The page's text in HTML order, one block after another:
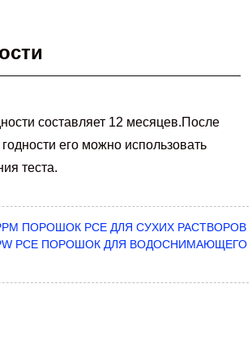
составляет 12 месяцев.После
его можно использовать
теста.
ПОРОШОК PCE ДЛЯ СУХИХ РАСТВОРОВ
PCE ПОРОШОК ДЛЯ ВОДОСНИМАЮЩЕГО